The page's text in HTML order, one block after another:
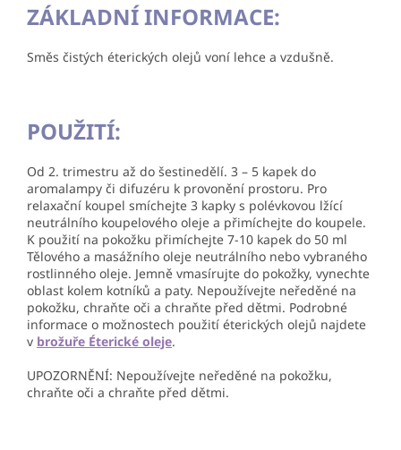
ZÁKLADNÍ INFORMACE:
Směs čistých éterických olejů voní lehce a vzdušně.
POUŽITÍ:
Od 2. trimestru až do šestinedělí. 3 – 5 kapek do
aromalampy či difuzéru k provonění prostoru. Pro
relaxační koupel smíchejte 3 kapky s polévkovou lžící
neutrálního koupelového oleje a přimíchejte do koupele.
K použití na pokožku přimíchejte 7-10 kapek do 50 ml
Tělového a masážního oleje neutrálního nebo vybraného
rostlinného oleje. Jemně vmasírujte do pokožky, vynechte
oblast kolem kotníků a paty. Nepoužívejte neředěné na
pokožku, chraňte oči a chraňte před dětmi. Podrobné
informace o možnostech použití éterických olejů najdete
v brožuře Éterické oleje.
UPOZORNĚNÍ: Nepoužívejte neředěné na pokožku,
chraňte oči a chraňte před dětmi.